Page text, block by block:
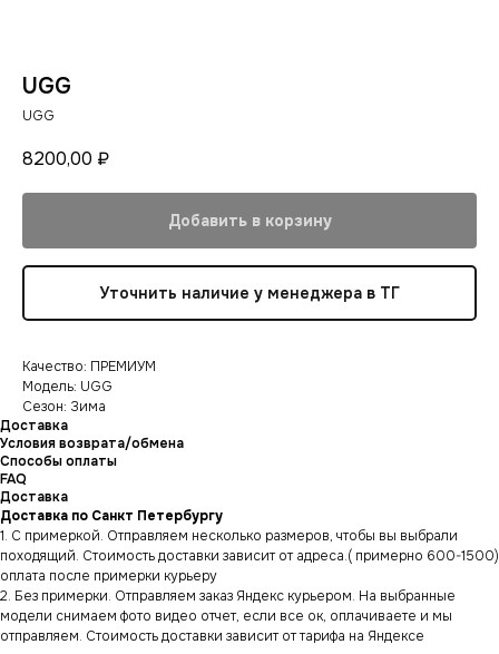
UGG
UGG
8200,00 ₽
Добавить в корзину
Уточнить наличие у менеджера в ТГ
Качество: ПРЕМИУМ
Модель: UGG
Сезон: Зима
Доставка
Условия возврата/обмена
Способы оплаты
FAQ
Доставка
Доставка по Санкт Петербургу
1. С примеркой. Отправляем несколько размеров, чтобы вы выбрали
походящий. Стоимость доставки зависит от адреса.( примерно 600-1500)
оплата после примерки курьеру
2. Без примерки. Отправляем заказ Яндекс курьером. На выбранные
модели снимаем фото видео отчет, если все ок, оплачиваете и мы
отправляем. Стоимость доставки зависит от тарифа на Яндексе